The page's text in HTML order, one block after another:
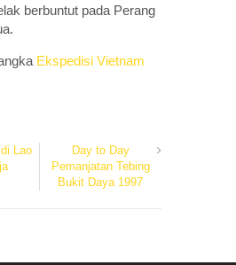
berbuntut pada Perang
Ekspedisi Vietnam
Lao
Day to Day
Pemanjatan Tebing
Bukit Daya 1997